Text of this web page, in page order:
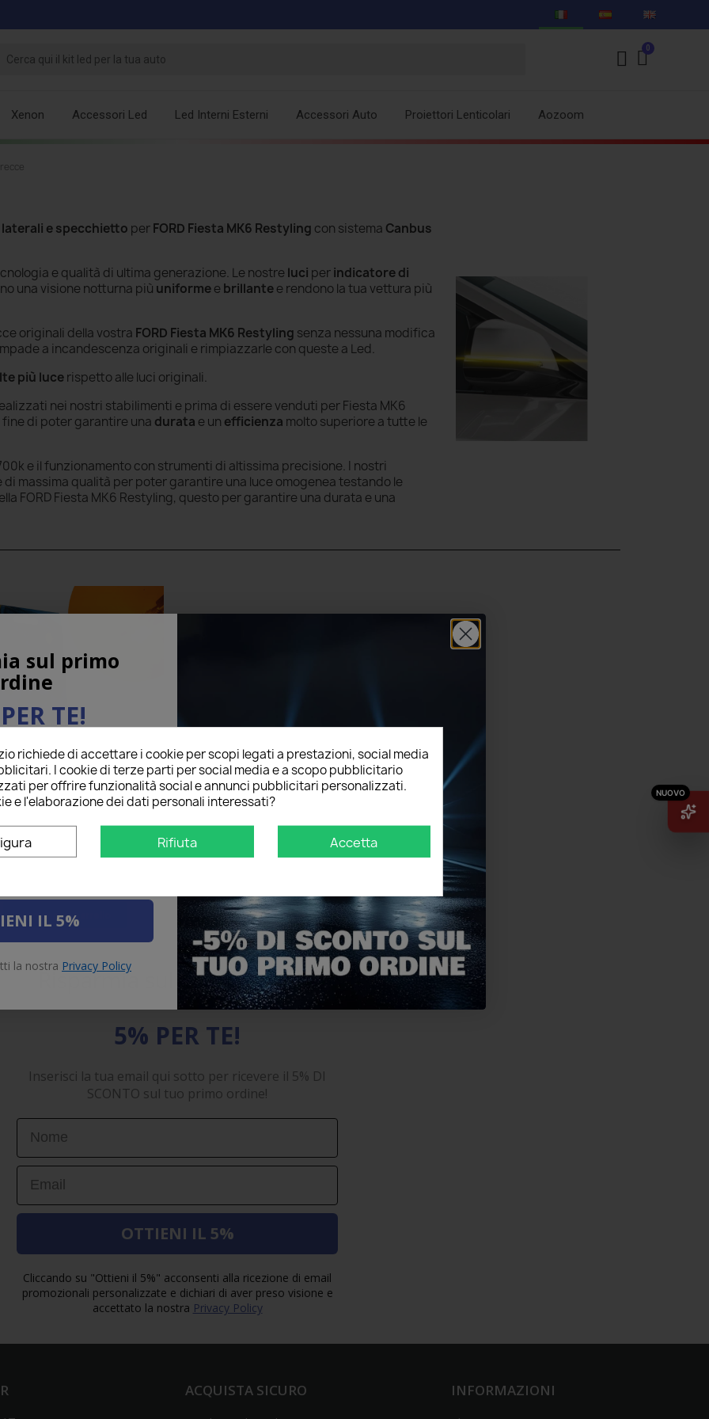
Xenon Accessori Led Led Interni Esterni Accessori Auto Proiettori Lenticolari Aozoom
e specchietto perFORD Fiesta MK6 Restyling con sistema Canbus
e qualità di ultima generazione. Le nostre luci perindicatore di
una visione notturna più uniformee brillantee rendono la tua vettura più
originali della vostra FORD Fiesta MK6 Restyling senza nessuna modifica
a incandescenza originali e rimpiazzarle con queste a Led.
più lucerispetto alle luci originali.
nei nostri stabilimenti e prima di essere venduti per Fiesta MK6
fine di poter garantire una durata e un efficienza molto superiore a tutte le
e il funzionamento con strumenti di altissima precisione. I nostri
massima qualità per poter garantire una luce omogenea testando le
FORD Fiesta MK6 Restyling, questo per garantire una durata e una
Led Frecce Posteriori per
Fiesta MK6 Restyling (2013 -
10 Recensioni
Aggiungi al carrello
Risparmia sul primo ordine
5% PER TE!
Inserisci la tua email qui sotto per ricevere il 5% DI
SCONTO sul tuo primo ordine!
First Name
Email
OTTIENI IL 5%
Cliccando su "Ottieni il 5%" acconsenti alla ricezione di email
promozionali personalizzate e dichiari di aver preso visione e
accettato la nostra Privacy Policy
ACQUISTA SICURO INFORMAZIONI
richiede di accettare i cookie per scopi legati a prestazioni, social media
I cookie di terze parti per social media e a scopo pubblicitario
per offrire funzionalità social e annunci pubblicitari personalizzati.
e l'elaborazione dei dati personali interessati?
Rifiuta Accetta
sul primo
TE!
qui sotto per ricevere il
sul tuo primo ordine!
IL 5%
la nostra Privacy Policy